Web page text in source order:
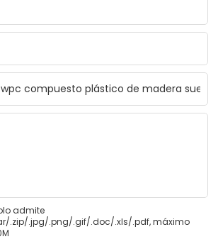
admite
.zip/.jpg/.png/.gif/.doc/.xls/.pdf, máximo